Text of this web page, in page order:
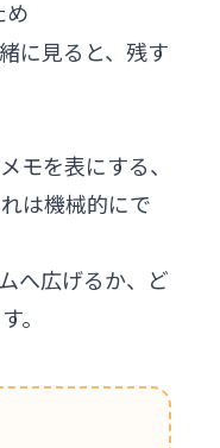
め
に見ると、残す
モを表にする、
は機械的にで
へ広げるか、ど
。